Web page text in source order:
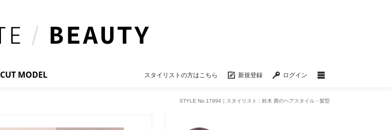
CUT MODEL スタイリストの方はこちら 新規登録 ログイン
STYLE No.17994｜スタイリスト：鈴木 茜のヘアスタイル・髪型